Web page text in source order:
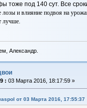
тоже под 140 сут. Все
лозы и влияние подвоя на
лучше.
Александр.
: 03 Марта 2016, 18:17:59 »
от 03 Марта 2016, 17:55:37